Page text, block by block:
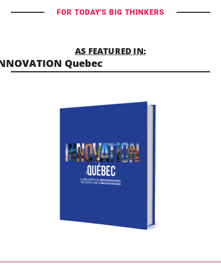
FOR TODAY'S BIG THINKERS
AS FEATURED IN:
Quebec